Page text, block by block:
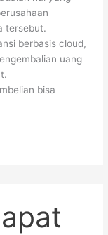
tersebut.
berbasis cloud,
uang
bisa